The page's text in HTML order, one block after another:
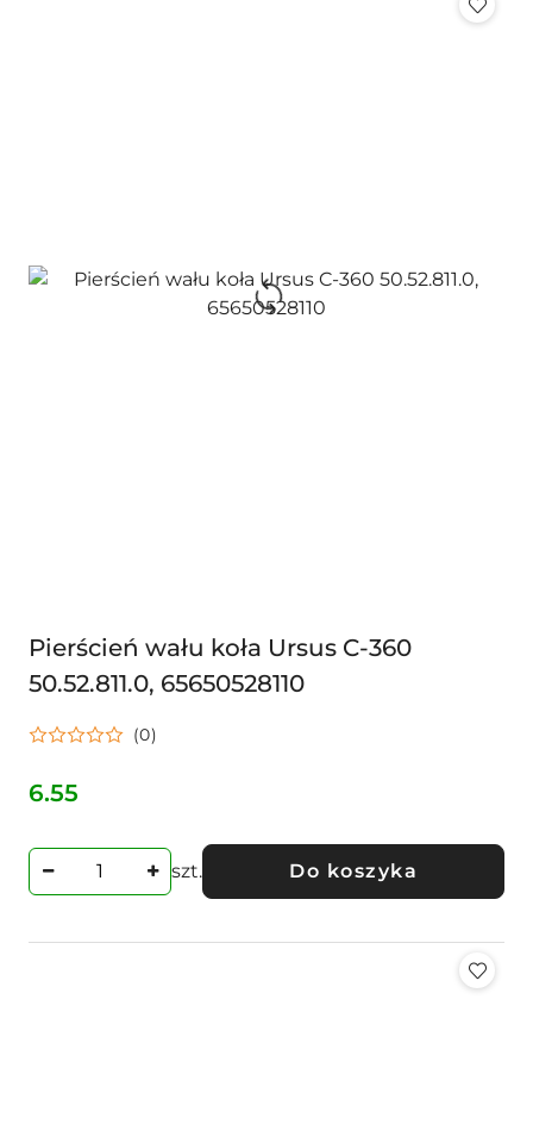
Pierścień wału koła Ursus C-360
50.52.811.0, 65650528110
(0)
Cena:
6.55
szt. Do koszyka